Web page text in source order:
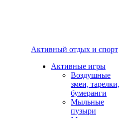
Активный отдых и спорт
Активные игры
Воздушные
змеи, тарелки,
бумеранги
Мыльные
пузыри